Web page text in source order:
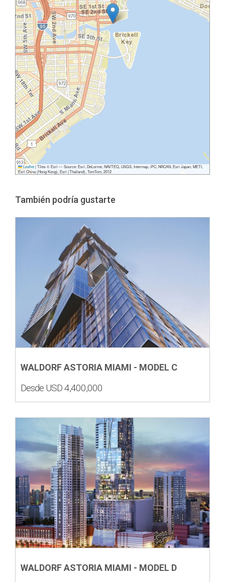
Leaflet |Tiles © Esri — Source: Esri, DeLorme, NAVTEQ, USGS, Intermap, iPC, NRCAN, Esri Japan, METI,
Esri China (Hong Kong), Esri (Thailand), TomTom, 2012
También podría gustarte
WALDORF ASTORIA MIAMI - MODEL C
Desde USD 4,400,000
WALDORF ASTORIA MIAMI - MODEL D